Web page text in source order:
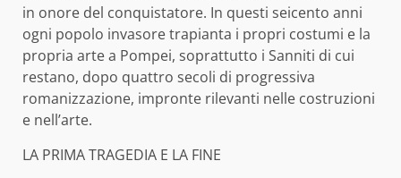
in onore del conquistatore. In questi seicento anni
ogni popolo invasore trapianta i propri costumi e la
propria arte a Pompei, soprattutto i Sanniti di cui
restano, dopo quattro secoli di progressiva
romanizzazione, impronte rilevanti nelle costruzioni
e nell’arte.
LA PRIMA TRAGEDIA E LA FINE